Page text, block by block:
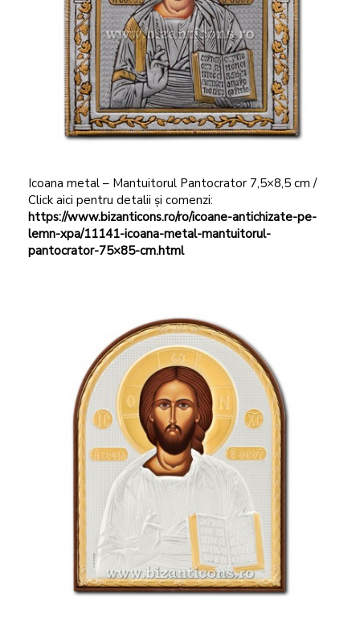
Icoana metal – Mantuitorul Pantocrator 7,5×8,5 cm /
Click aici pentru detalii și comenzi:
https://www.bizanticons.ro/ro/icoane-antichizate-pe-
lemn-xpa/11141-icoana-metal-mantuitorul-
pantocrator-75×85-cm.html